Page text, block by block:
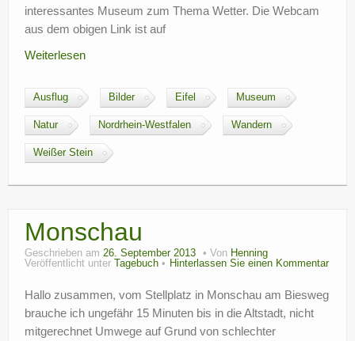
interessantes Museum zum Thema Wetter. Die Webcam
aus dem obigen Link ist auf
Weiterlesen
Ausflug Bilder Eifel Museum
Natur Nordrhein-Westfalen Wandern
Weißer Stein
Monschau
Geschrieben am 26. September 2013 Von Henning
Veröffentlicht unter
Tagebuch Hinterlassen Sie einen Kommentar
Hallo zusammen, vom Stellplatz in Monschau am Biesweg
brauche ich ungefähr 15 Minuten bis in die Altstadt, nicht
mitgerechnet Umwege auf Grund von schlechter